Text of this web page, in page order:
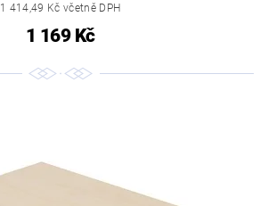
1 414,49 Kč včetně DPH
1 169 Kč